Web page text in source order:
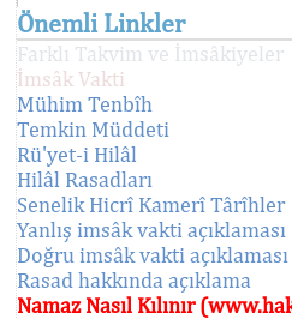
Önemli Linkler
Farklı Takvim ve İmsâkiyeler
İmsâk Vakti
Mühim Tenbîh
Temkin Müddeti
Rü'yet-i Hilâl
Hilâl Rasadları
Senelik Hicrî Kamerî Târîhler
Yanlış imsâk vakti açıklaması
Doğru imsâk vakti açıklaması
Rasad hakkında açıklama
Namaz Nasıl Kılınır